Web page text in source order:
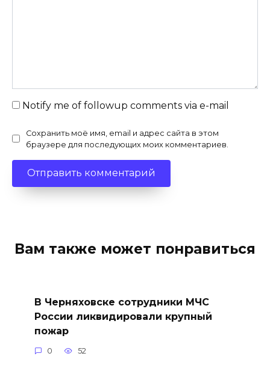
Notify me of followup comments via e-mail
Сохранить моё имя, email и адрес сайта в этом
браузере для последующих моих комментариев.
Вам также может понравиться
В Черняховске сотрудники МЧС
России ликвидировали крупный
пожар
0 52